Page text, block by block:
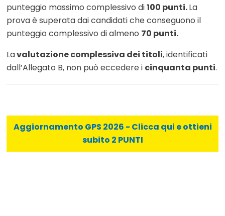
punteggio massimo complessivo di100 punti.La
prova è superata dai candidati che conseguono il
punteggio complessivo di almeno 70 punti.
Lavalutazione complessiva dei titoli, identificati
dall’Allegato B, non può eccedere i cinquanta punti.
Aggiornamento GPS 2026 - Clicca qui e ottieni
subito 2 PUNTI